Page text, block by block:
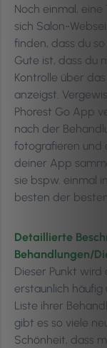
Noch einmal,
sich Salon-
finden, dass du
Gute ist, dass du
Kontrolle über
anzeigst.
Phorest Go App
nach der
fotografieren und
deiner App
sie bspw. einmal
besten der
Detaillierte
Behandlungen/
Dieser Punkt wird
erstaunlich häufig
Liste ihrer
gibt es so viele
Schönheit, dass